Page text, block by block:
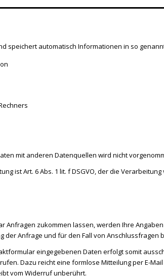
speichert automatisch Informationen in so
mit anderen Datenquellen wird nicht
ist Art. 6 Abs. 1 lit. f DSGVO, der die
Anfragen zukommen lassen, werden Ihre
der Anfrage und für den Fall von
eingegebenen Daten erfolgt somit
Dazu reicht eine formlose Mitteilung per E-
vom Widerruf unberührt.